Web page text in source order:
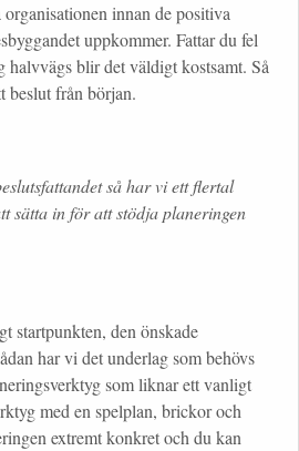
innan de positiva
uppkommer. Fattar du fel
halvvägs blir det väldigt kostsamt. Så
beslut från början.
så har vi ett flertal
sätta in för att stödja planeringen
startpunkten, den önskade
har vi det underlag som behövs
som liknar ett vanligt
med en spelplan, brickor och
extremt konkret och du kan